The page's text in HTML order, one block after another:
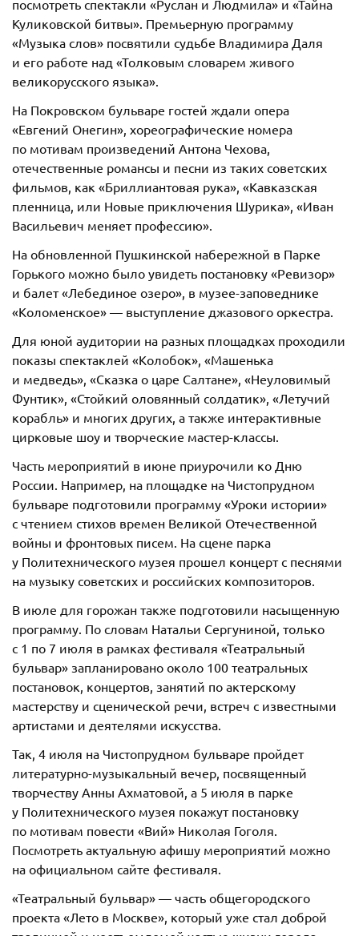
посмотреть спектакли «Руслан и Людмила» и «Тайна
Куликовской битвы». Премьерную программу
«Музыка слов» посвятили судьбе Владимира Даля
и его работе над «Толковым словарем живого
великорусского языка».
На Покровском бульваре гостей ждали опера
«Евгений Онегин», хореографические номера
по мотивам произведений Антона Чехова,
отечественные романсы и песни из таких советских
фильмов, как «Бриллиантовая рука», «Кавказская
пленница, или Новые приключения Шурика», «Иван
Васильевич меняет профессию».
На обновленной Пушкинской набережной в Парке
Горького можно было увидеть постановку «Ревизор»
и балет «Лебединое озеро», в музее-заповеднике
«Коломенское» — выступление джазового оркестра.
Для юной аудитории на разных площадках проходили
показы спектаклей «Колобок», «Машенька
и медведь», «Сказка о царе Салтане», «Неуловимый
Фунтик», «Стойкий оловянный солдатик», «Летучий
корабль» и многих других, а также интерактивные
цирковые шоу и творческие мастер-классы.
Часть мероприятий в июне приурочили ко Дню
России. Например, на площадке на Чистопрудном
бульваре подготовили программу «Уроки истории»
с чтением стихов времен Великой Отечественной
войны и фронтовых писем. На сцене парка
у Политехнического музея прошел концерт с песнями
на музыку советских и российских композиторов.
В июле для горожан также подготовили насыщенную
программу. По словам Натальи Сергуниной, только
с 1 по 7 июля в рамках фестиваля «Театральный
бульвар» запланировано около 100 театральных
постановок, концертов, занятий по актерскому
мастерству и сценической речи, встреч с известными
артистами и деятелями искусства.
Так, 4 июля на Чистопрудном бульваре пройдет
литературно-музыкальный вечер, посвященный
творчеству Анны Ахматовой, а 5 июля в парке
у Политехнического музея покажут постановку
по мотивам повести «Вий» Николая Гоголя.
Посмотреть актуальную афишу мероприятий можно
на официальном сайте фестиваля.
«Театральный бульвар» — часть общегородского
проекта «Лето в Москве», который уже стал доброй